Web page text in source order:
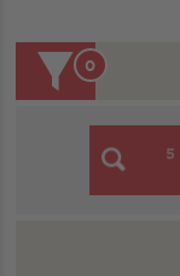
0
5